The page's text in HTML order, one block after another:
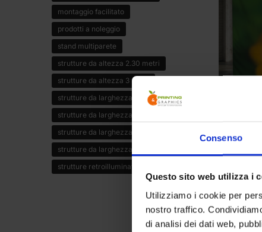
Consenso
Questo sito web utilizza i
Utilizziamo i cookie per
nostro traffico.
di analisi dei dati web,
Fondale
293,00€
montaggio facilitato
prodotti a noleggio
stand multiparete
strutture da altezza 2.30 metri
strutture da altezza 3 metri
strutture da larghezza 2 metri
strutture da larghezza 3 metri
strutture da larghezza 4 metri
strutture da larghezza 5 metri
strutture retroilluminate